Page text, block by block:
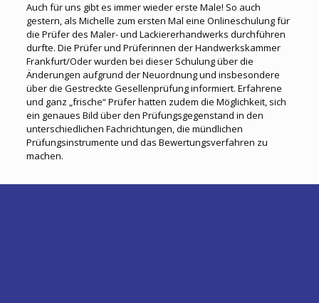
Auch für uns gibt es immer wieder erste Male! So auch
gestern, als Michelle zum ersten Mal eine Onlineschulung für
die Prüfer des Maler- und Lackiererhandwerks durchführen
durfte. Die Prüfer und Prüferinnen der Handwerkskammer
Frankfurt/Oder wurden bei dieser Schulung über die
Änderungen aufgrund der Neuordnung und insbesondere
über die Gestreckte Gesellenprüfung informiert. Erfahrene
und ganz „frische“ Prüfer hatten zudem die Möglichkeit, sich
ein genaues Bild über den Prüfungsgegenstand in den
unterschiedlichen Fachrichtungen, die mündlichen
Prüfungsinstrumente und das Bewertungsverfahren zu
machen.